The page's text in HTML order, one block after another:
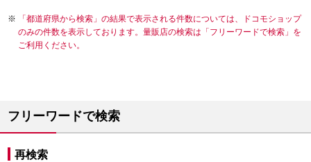
「都道府県から検索」の結果で表示される件数については、ドコモショップ
のみの件数を表示しております。量販店の検索は「フリーワードで検索」を
ご利用ください。
フリーワードで検索
再検索